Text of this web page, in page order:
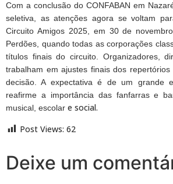
Com a conclusão do CONFABAN em
seletiva, as atenções agora se voltam
Circuito Amigos 2025, em 30 de
Perdões, quando todas as corporações
títulos finais do circuito. Organizadores,
trabalham em ajustes finais dos
decisão. A expectativa é de um grande
reafirme a importância das fanfarras e
musical, escolar e social.
Post Views: 62
Deixe um